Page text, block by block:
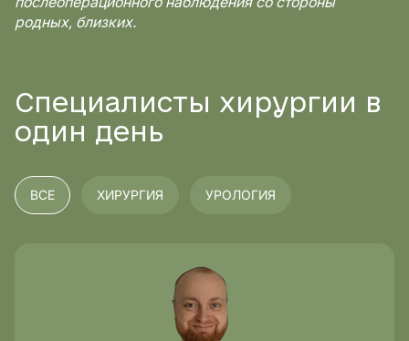
родных, близких.
Специалисты хирургии в
один день
ВСЕ ХИРУРГИЯ УРОЛОГИЯ